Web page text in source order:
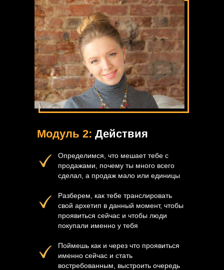
Модуль 2: Действия
Определимся, что мешает тебе с
продажами, почему ты много всего
сделал, а продаж мало или единицы
Разберем, как тебе транслировать
свой архетип в данный момент, чтобы
проявиться сейчас и чтобы люди
покупали именно у тебя
Поймешь как и через что проявиться
именно сейчас и стать
востребованным, выстроить очередь